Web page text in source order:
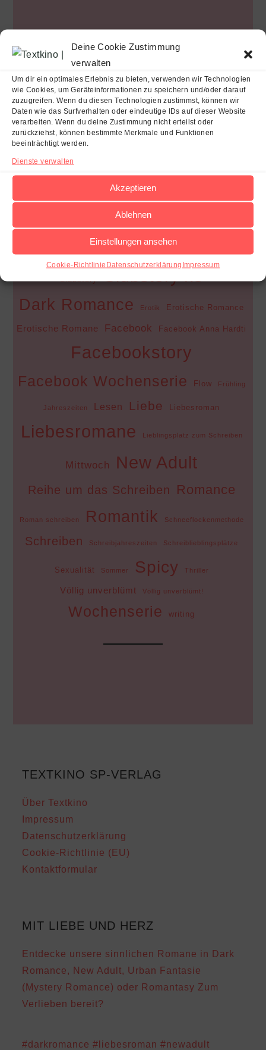
Deine Cookie Zustimmung
verwalten
Um dir ein optimales Erlebnis zu bieten, verwenden wir Technologien
wie Cookies, um Geräteinformationen zu speichern und/oder darauf
zuzugreifen. Wenn du diesen Technologien zustimmst, können wir
Daten wie das Surfverhalten oder eindeutige IDs auf dieser Website
verarbeiten. Wenn du deine Zustimmung nicht erteilst oder
zurückziehst, können bestimmte Merkmale und Funktionen
beeinträchtigt werden.
Dienste verwalten
Akzeptieren
Ablehnen
Einstellungen ansehen
Cookie-Richtlinie Datenschutzerklärung Impressum
TEILE UNS GERN
#lbm #Liebe #Spicy 3-Akter Anna Hardty
Bücher
Clubstory Clubstory xo
Dark Romance Erotik Erotische Romance
Erotische Romane Facebook Facebook Anna Hardti
Facebookstory
Facebook Wochenserie Flow Frühling
Jahreszeiten Lesen Liebe Liebesroman
Liebesromane Lieblingsplatz zum Schreiben
Mittwoch New Adult
Reihe um das Schreiben Romance
Roman schreiben Romantik Schneeflockenmethode
Schreiben Schreibjahreszeiten Schreiblieblingsplätze
Sexualität Sommer Spicy Thriller
Völlig unverblümt Völlig unverblümt!
Wochenserie writing
TEXTKINO SP-VERLAG
Über Textkino
Impressum
Datenschutzerklärung
Cookie-Richtlinie (EU)
Kontaktformular
MIT LIEBE UND HERZ
Entdecke unsere sinnlichen Romane in Dark
Romance, New Adult, Urban Fantasie
(Mystery Romance) oder Romantasy Zum
Verlieben bereit?
#darkromance #liebesroman #newadult